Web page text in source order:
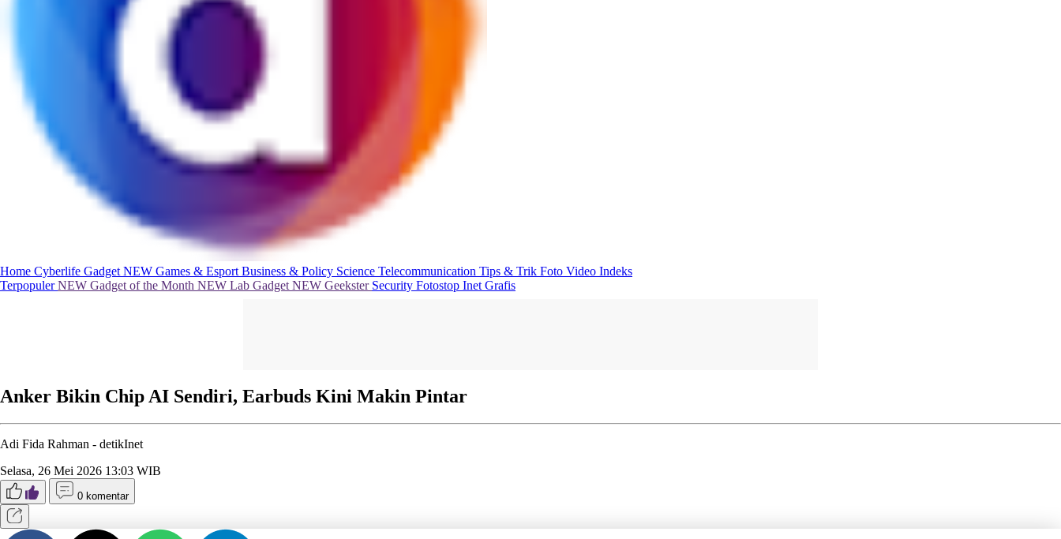
Home Cyberlife Gadget NEW Games & Esport Business & Policy Science Telecommunication Tips & Trik Foto Video Indeks
TerpopulerNEW Gadget of the Month NEW Lab Gadget NEW Geekster Security Fotostop Inet Grafis
Anker Bikin Chip AI Sendiri, Earbuds Kini Makin Pintar
Adi Fida Rahman - detikInet
Selasa, 26 Mei 2026 13:03 WIB
0 komentar